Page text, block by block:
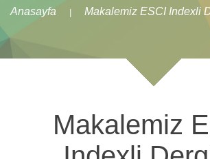
Anasayfa Makalemiz ESCI Indexli
Makalemiz